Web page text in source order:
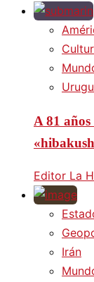
A 81
Editor La
Irán